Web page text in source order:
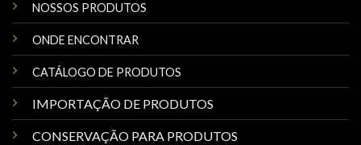
NOSSOS PRODUTOS
ONDE ENCONTRAR
CATÁLOGO DE PRODUTOS
IMPORTAÇÃO DE PRODUTOS
CONSERVAÇÃO PARA PRODUTOS